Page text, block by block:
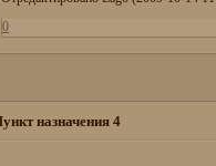
0
назначения 4